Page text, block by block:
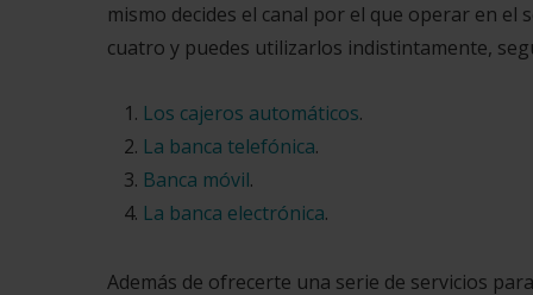
mismo decides el canal por el que operar en el
cuatro y puedes utilizarlos indistintamente,
Los cajeros automáticos.
La banca telefónica.
Banca móvil.
La banca electrónica.
Además de ofrecerte una serie de servicios